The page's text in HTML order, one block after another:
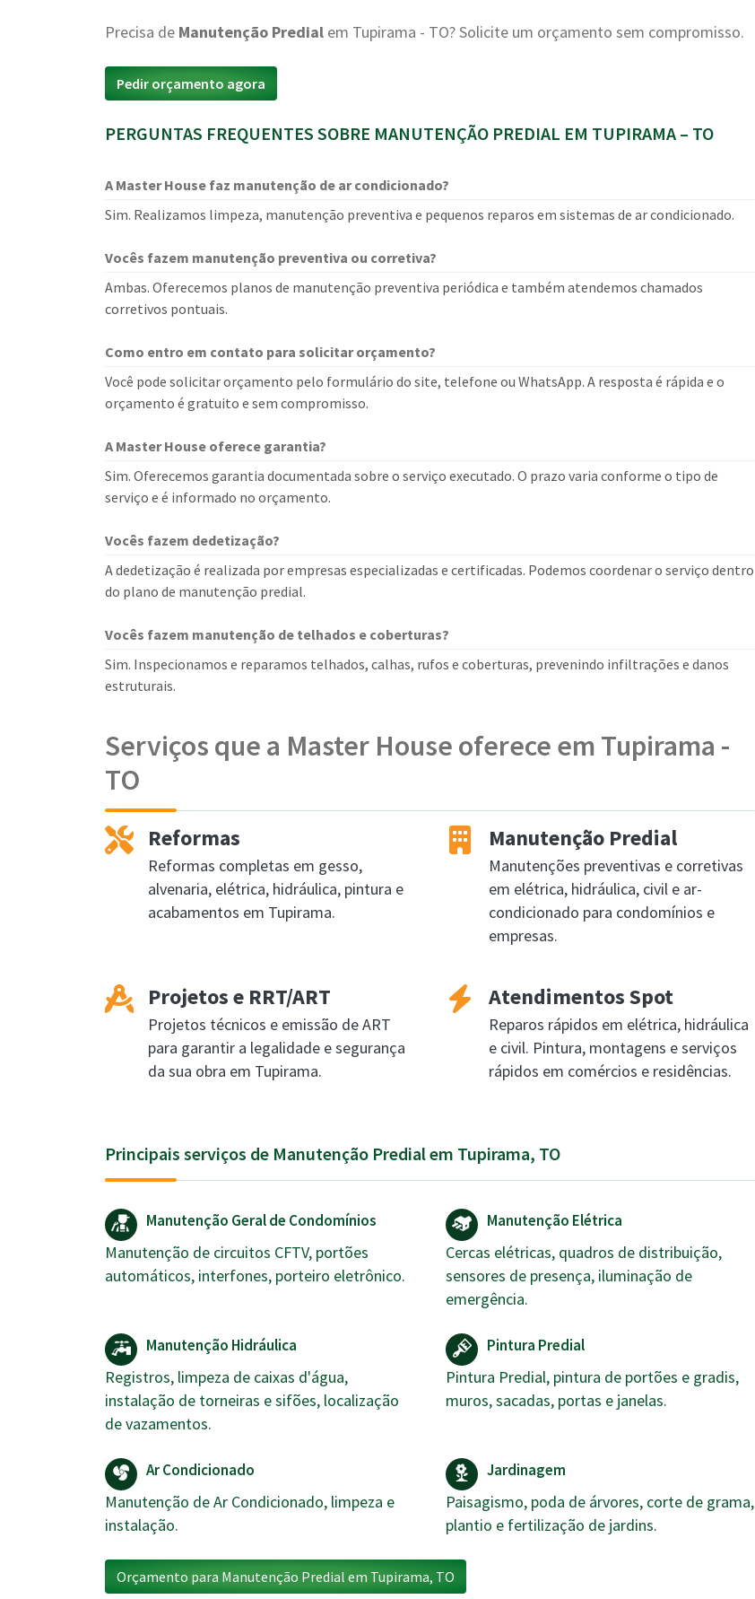
Precisa de Manutenção Predial em Tupirama - TO? Solicite um orçamento sem compromisso.
Pedir orçamento agora
PERGUNTAS FREQUENTES SOBRE MANUTENÇÃO PREDIAL EM TUPIRAMA – TO
A Master House faz manutenção de ar condicionado?
Sim. Realizamos limpeza, manutenção preventiva e pequenos reparos em sistemas de ar condicionado.
Vocês fazem manutenção preventiva ou corretiva?
Ambas. Oferecemos planos de manutenção preventiva periódica e também atendemos chamados
corretivos pontuais.
Como entro em contato para solicitar orçamento?
Você pode solicitar orçamento pelo formulário do site, telefone ou WhatsApp. A resposta é rápida e o
orçamento é gratuito e sem compromisso.
A Master House oferece garantia?
Sim. Oferecemos garantia documentada sobre o serviço executado. O prazo varia conforme o tipo de
serviço e é informado no orçamento.
Vocês fazem dedetização?
A dedetização é realizada por empresas especializadas e certificadas. Podemos coordenar o serviço dentro
do plano de manutenção predial.
Vocês fazem manutenção de telhados e coberturas?
Sim. Inspecionamos e reparamos telhados, calhas, rufos e coberturas, prevenindo infiltrações e danos
estruturais.
Serviços que a Master House oferece em Tupirama -
TO
Reformas
Reformas completas em gesso,
alvenaria, elétrica, hidráulica, pintura e
acabamentos em Tupirama.
Manutenção Predial
Manutenções preventivas e corretivas
em elétrica, hidráulica, civil e ar-
condicionado para condomínios e
empresas.
Projetos e RRT/ART
Projetos técnicos e emissão de ART
para garantir a legalidade e segurança
da sua obra em Tupirama.
Atendimentos Spot
Reparos rápidos em elétrica, hidráulica
e civil. Pintura, montagens e serviços
rápidos em comércios e residências.
Principais serviços de Manutenção Predial em Tupirama, TO
Manutenção Geral de Condomínios
Manutenção de circuitos CFTV, portões
automáticos, interfones, porteiro eletrônico.
Manutenção Elétrica
Cercas elétricas, quadros de distribuição,
sensores de presença, iluminação de
emergência.
Manutenção Hidráulica
Registros, limpeza de caixas d'água,
instalação de torneiras e sifões, localização
de vazamentos.
Pintura Predial
Pintura Predial, pintura de portões e gradis,
muros, sacadas, portas e janelas.
Ar Condicionado
Manutenção de Ar Condicionado, limpeza e
instalação.
Jardinagem
Paisagismo, poda de árvores, corte de grama,
plantio e fertilização de jardins.
Orçamento para Manutenção Predial em Tupirama, TO